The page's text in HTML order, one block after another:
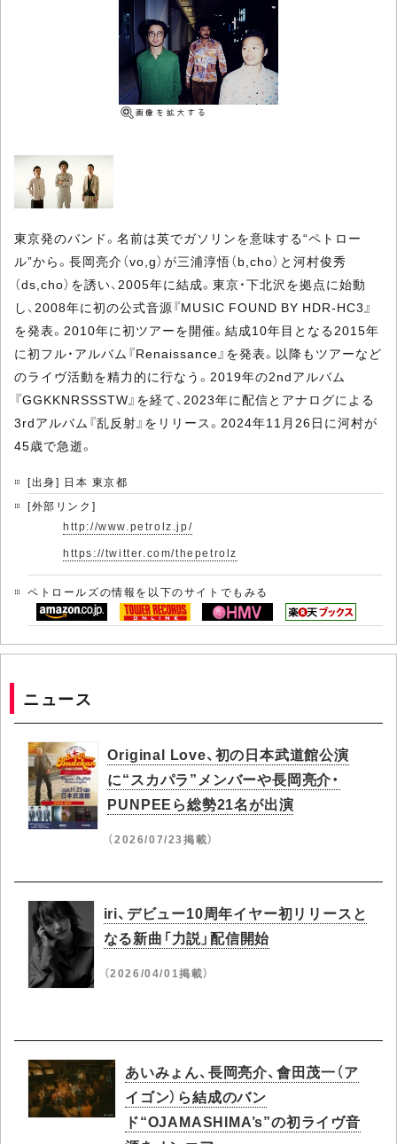
東京発のバンド。名前は英でガソリンを意味する“ペトロー
ル”から。長岡亮介（vo,g）が三浦淳悟（b,cho）と河村俊秀
（ds,cho）を誘い、2005年に結成。東京・下北沢を拠点に始動
し、2008年に初の公式音源『MUSIC FOUND BY HDR-HC3』
を発表。2010年に初ツアーを開催。結成10年目となる2015年
に初フル・アルバム『Renaissance』を発表。以降もツアーなど
のライヴ活動を精力的に行なう。2019年の2ndアルバム
『GGKKNRSSSTW』を経て、2023年に配信とアナログによる
3rdアルバム『乱反射』をリリース。2024年11月26日に河村が
45歳で急逝。
[出身] 日本 東京都
[外部リンク]
http://www.petrolz.jp/
https://twitter.com/thepetrolz
ペトロールズの情報を以下のサイトでもみる
ニュース
Original Love、初の日本武道館公演
に“スカパラ”メンバーや長岡亮介・
PUNPEEら総勢21名が出演
（2026/07/23掲載）
iri、デビュー10周年イヤー初リリースと
なる新曲「力説」配信開始
（2026/04/01掲載）
あいみょん、長岡亮介、會田茂一（ア
イゴン）ら結成のバン
ド“OJAMASHIMA’s”の初ライヴ音